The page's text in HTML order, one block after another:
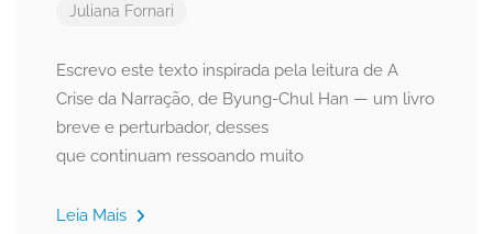
Juliana Fornari
Escrevo este texto inspirada pela leitura de A
Crise da Narração, de Byung-Chul Han — um livro
breve e perturbador, desses
que continuam ressoando muito
Leia Mais